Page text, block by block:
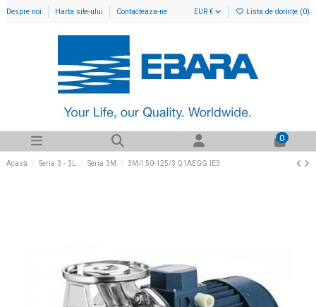
Despre noi Harta site-ului Contacteaza-ne EUR € Lista de dorințe (0)
0
Acasă Seria 3 - 3L Seria 3M 3M/I 50-125/3 Q1AEGG IE3